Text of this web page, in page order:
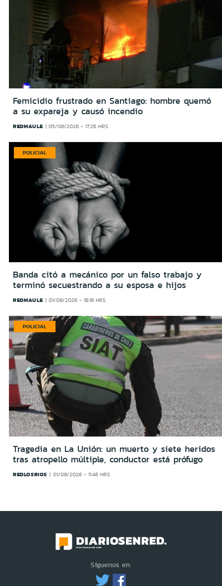
Femicidio frustrado en Santiago: hombre quemó
a su expareja y causó incendio
REDMAULE 05/08/2026 - 17:26 HRS
POLICIAL
Banda citó a mecánico por un falso trabajo y
terminó secuestrando a su esposa e hijos
REDMAULE 01/08/2026 - 18:18 HRS
POLICIAL
Tragedia en La Unión: un muerto y siete heridos
tras atropello múltiple, conductor está prófugo
REDLOSRIOS 01/08/2026 - 11:46 HRS
Síguenos en: